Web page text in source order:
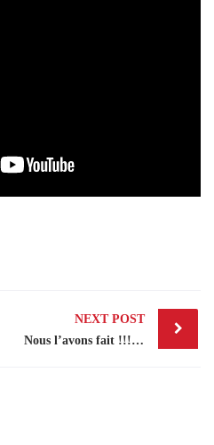
NEXT POST
Nous l’avons fait !!! L’équipe senior Homme a réussi à terminer sa saison 1er de…